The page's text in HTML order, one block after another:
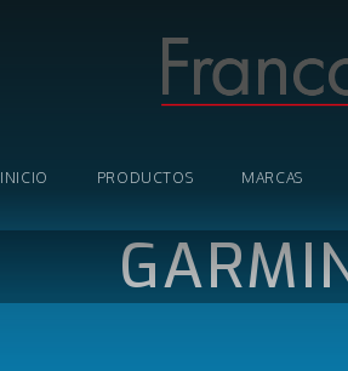
INICIO PRODUCTOS MARCAS